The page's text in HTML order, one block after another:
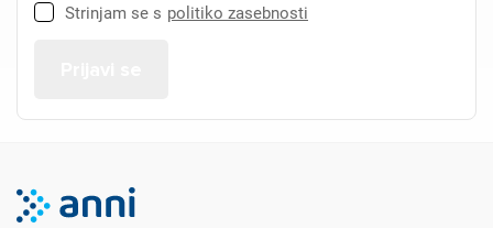
Strinjam se s politiko zasebnosti